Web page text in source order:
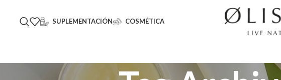
SUPLEMENTACIÓN COSMÉTICA